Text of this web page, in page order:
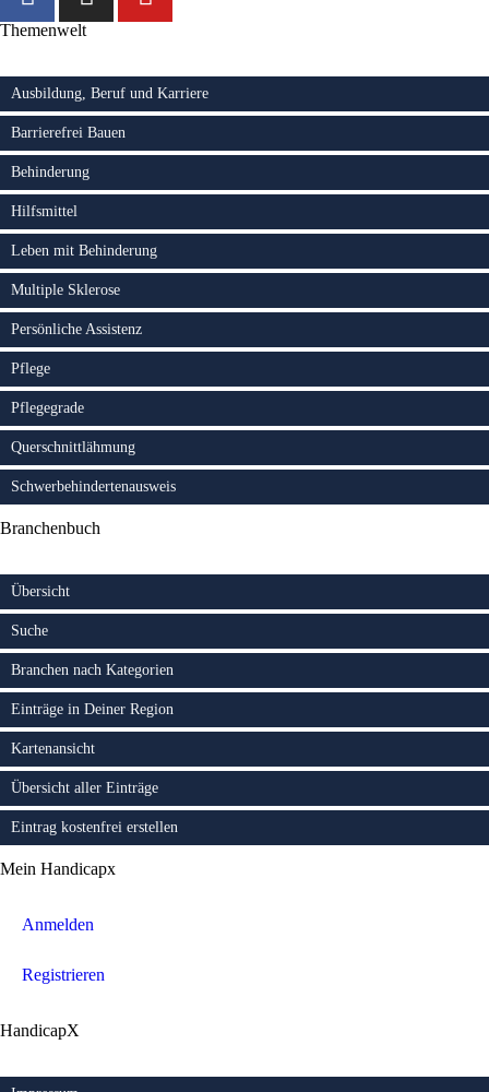
Themenwelt
Ausbildung, Beruf und Karriere
Barrierefrei Bauen
Behinderung
Hilfsmittel
Leben mit Behinderung
Multiple Sklerose
Persönliche Assistenz
Pflege
Pflegegrade
Querschnittlähmung
Schwerbehindertenausweis
Branchenbuch
Übersicht
Suche
Branchen nach Kategorien
Einträge in Deiner Region
Kartenansicht
Übersicht aller Einträge
Eintrag kostenfrei erstellen
Mein Handicapx
Anmelden
Registrieren
HandicapX